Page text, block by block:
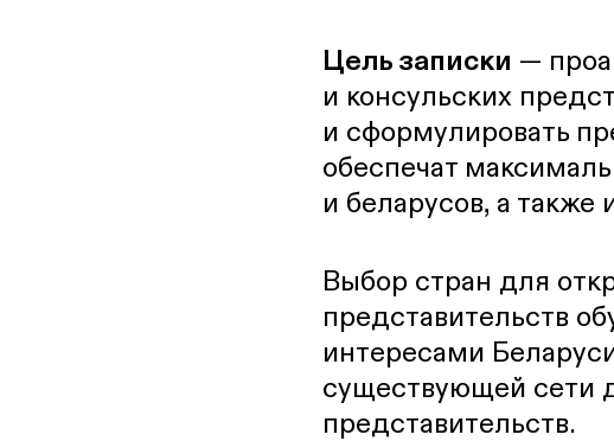
Цель записки —
и консульских
и сформулировать
обеспечат
и беларусов, а также
Выбор стран для
представительств
интересами
существующей сети
представительств.